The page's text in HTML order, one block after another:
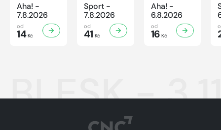
Aha! -
7.8.2026
od
14Kč
Sport -
7.8.2026
od
41 Kč
Aha! -
6.8.2026
od
16 Kč
BLESK -